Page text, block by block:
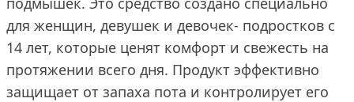
для женщин, девушек и девочек- подростков с
14 лет, которые ценят комфорт и свежесть на
протяжении всего дня. Продукт эффективно
защищает от запаха пота и контролирует его